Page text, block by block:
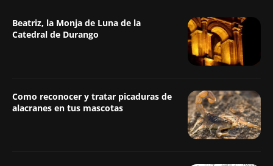
Beatriz, la Monja de Luna de la
Catedral de Durango
Como reconocer y tratar picaduras de
alacranes en tus mascotas